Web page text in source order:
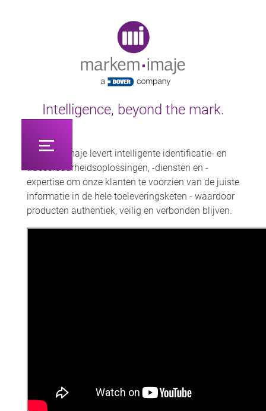
Intelligence, beyond the mark.
Markem-Imaje levert intelligente identificatie- en
traceerbaarheidsoplossingen, -diensten en -
expertise om onze klanten te voorzien van de juiste
informatie in de hele toeleveringsketen - waardoor
producten authentiek, veilig en verbonden blijven.